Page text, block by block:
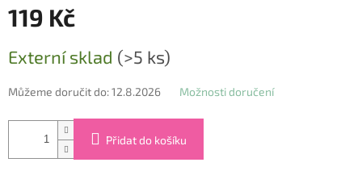
119 Kč
cena:
Externí sklad (>5 ks)
Můžeme doručit do:12.8.2026 Možnosti doručení
Přidat do košíku